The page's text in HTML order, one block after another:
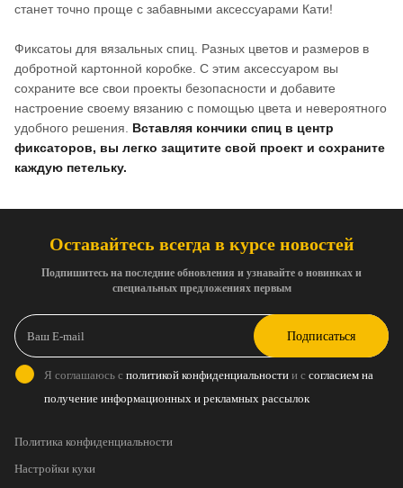
станет точно проще с забавными аксессуарами Кати!
Фиксатоы для вязальных спиц. Разных цветов и размеров в
добротной картонной коробке. С этим аксессуаром вы
сохраните все свои проекты безопасности и добавите
настроение своему вязанию с помощью цвета и невероятного
удобного решения. Вставляя кончики спиц в центр
фиксаторов, вы легко защитите свой проект и сохраните
каждую петельку.
Оставайтесь всегда в курсе новостей
Подпишитесь на последние обновления и узнавайте о новинках и
специальных предложениях первым
Подписаться
Я соглашаюсь с политикой конфиденциальности и с согласием на
получение информационных и рекламных рассылок
Политика конфиденциальности
Настройки куки